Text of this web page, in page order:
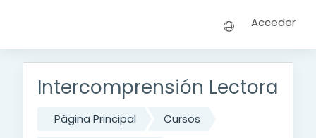
Acceder
Intercomprensión Lectora
Página Principal
Cursos